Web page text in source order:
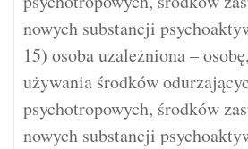
nowych substancji
15) osoba uzależniona –
używania środków
psychotropowych, środków
nowych substancji